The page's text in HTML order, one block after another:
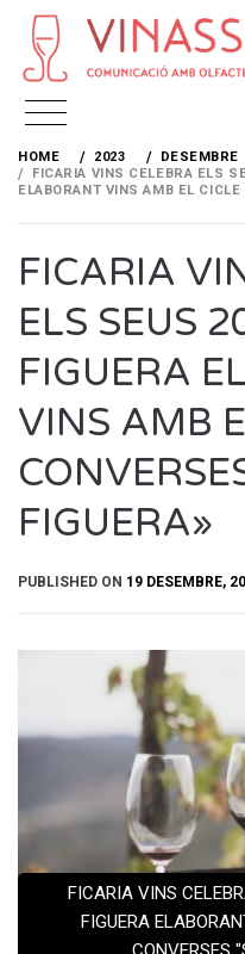
Skip
content
HOME 2023 DESEMBRE
FICARIA VINS CELEBRA ELS
ELABORANT VINS AMB EL
FICARIA
ELS SEUS
FIGUERA
VINS AMB
FIGUERA»
PUBLISHED ON 19 DESEMBRE,
FICARIA VINS
FIGUERA